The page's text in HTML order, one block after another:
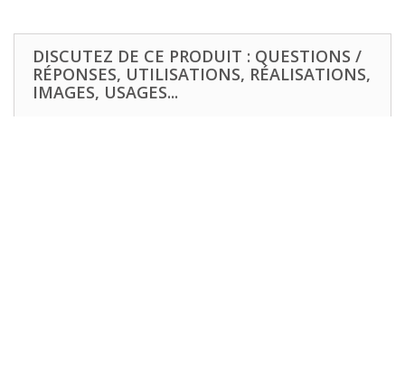
DISCUTEZ DE CE PRODUIT : QUESTIONS /
RÉPONSES, UTILISATIONS, RÉALISATIONS,
IMAGES, USAGES...